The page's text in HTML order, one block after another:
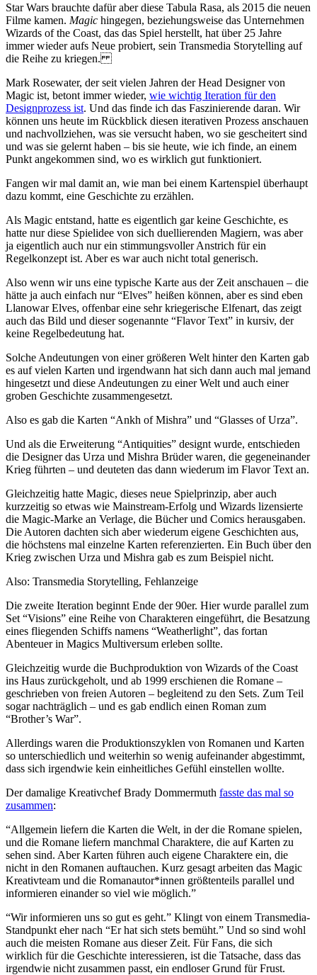
Star Wars brauchte dafür aber diese Tabula Rasa, als 2015 die neuen
Filme kamen. Magic hingegen, beziehungsweise das Unternehmen
Wizards of the Coast, das das Spiel herstellt, hat über 25 Jahre
immer wieder aufs Neue probiert, sein Transmedia Storytelling auf
die Reihe zu kriegen.
Mark Rosewater, der seit vielen Jahren der Head Designer von
Magic ist, betont immer wieder, wie wichtig Iteration für den
Designprozess ist. Und das finde ich das Faszinierende daran. Wir
können uns heute im Rückblick diesen iterativen Prozess anschauen
und nachvollziehen, was sie versucht haben, wo sie gescheitert sind
und was sie gelernt haben – bis sie heute, wie ich finde, an einem
Punkt angekommen sind, wo es wirklich gut funktioniert.
Fangen wir mal damit an, wie man bei einem Kartenspiel überhaupt
dazu kommt, eine Geschichte zu erzählen.
Als Magic entstand, hatte es eigentlich gar keine Geschichte, es
hatte nur diese Spielidee von sich duellierenden Magiern, was aber
ja eigentlich auch nur ein stimmungsvoller Anstrich für ein
Regelkonzept ist. Aber es war auch nicht total generisch.
Also wenn wir uns eine typische Karte aus der Zeit anschauen – die
hätte ja auch einfach nur “Elves” heißen können, aber es sind eben
Llanowar Elves, offenbar eine sehr kriegerische Elfenart, das zeigt
auch das Bild und dieser sogenannte “Flavor Text” in kursiv, der
keine Regelbedeutung hat.
Solche Andeutungen von einer größeren Welt hinter den Karten gab
es auf vielen Karten und irgendwann hat sich dann auch mal jemand
hingesetzt und diese Andeutungen zu einer Welt und auch einer
groben Geschichte zusammengesetzt.
Also es gab die Karten “Ankh of Mishra” und “Glasses of Urza”.
Und als die Erweiterung “Antiquities” designt wurde, entschieden
die Designer das Urza und Mishra Brüder waren, die gegeneinander
Krieg führten – und deuteten das dann wiederum im Flavor Text an.
Gleichzeitig hatte Magic, dieses neue Spielprinzip, aber auch
kurzzeitig so etwas wie Mainstream-Erfolg und Wizards lizensierte
die Magic-Marke an Verlage, die Bücher und Comics herausgaben.
Die Autoren dachten sich aber wiederum eigene Geschichten aus,
die höchstens mal einzelne Karten referenzierten. Ein Buch über den
Krieg zwischen Urza und Mishra gab es zum Beispiel nicht.
Also: Transmedia Storytelling, Fehlanzeige
Die zweite Iteration beginnt Ende der 90er. Hier wurde parallel zum
Set “Visions” eine Reihe von Charakteren eingeführt, die Besatzung
eines fliegenden Schiffs namens “Weatherlight”, das fortan
Abenteuer in Magics Multiversum erleben sollte.
Gleichzeitig wurde die Buchproduktion von Wizards of the Coast
ins Haus zurückgeholt, und ab 1999 erschienen die Romane –
geschrieben von freien Autoren – begleitend zu den Sets. Zum Teil
sogar nachträglich – und es gab endlich einen Roman zum
“Brother’s War”.
Allerdings waren die Produktionszyklen von Romanen und Karten
so unterschiedlich und weiterhin so wenig aufeinander abgestimmt,
dass sich irgendwie kein einheitliches Gefühl einstellen wollte.
Der damalige Kreativchef Brady Dommermuth fasste das mal so
zusammen:
“Allgemein liefern die Karten die Welt, in der die Romane spielen,
und die Romane liefern manchmal Charaktere, die auf Karten zu
sehen sind. Aber Karten führen auch eigene Charaktere ein, die
nicht in den Romanen auftauchen. Kurz gesagt arbeiten das Magic
Kreativteam und die Romanautor*innen größtenteils parallel und
informieren einander so viel wie möglich.”
“Wir informieren uns so gut es geht.” Klingt von einem Transmedia-
Standpunkt eher nach “Er hat sich stets bemüht.” Und so sind wohl
auch die meisten Romane aus dieser Zeit. Für Fans, die sich
wirklich für die Geschichte interessieren, ist die Tatsache, dass das
irgendwie nicht zusammen passt, ein endloser Grund für Frust.